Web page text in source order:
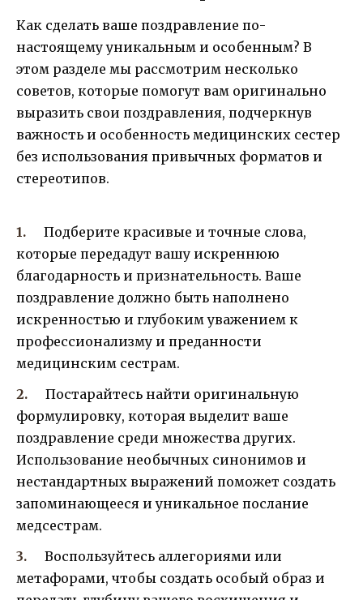
Как сделать ваше поздравление по-
настоящему уникальным и особенным? В
этом разделе мы рассмотрим несколько
советов, которые помогут вам оригинально
выразить свои поздравления, подчеркнув
важность и особенность медицинских сестер
без использования привычных форматов и
стереотипов.
Подберите красивые и точные слова,
которые передадут вашу искреннюю
благодарность и признательность. Ваше
поздравление должно быть наполнено
искренностью и глубоким уважением к
профессионализму и преданности
медицинским сестрам.
Постарайтесь найти оригинальную
формулировку, которая выделит ваше
поздравление среди множества других.
Использование необычных синонимов и
нестандартных выражений поможет создать
запоминающееся и уникальное послание
медсестрам.
Воспользуйтесь аллегориями или
метафорами, чтобы создать особый образ и